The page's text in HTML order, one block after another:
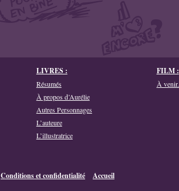
LIVRES :
Résumés
À propos d’Aurélie
Autres Personnages
L’auteure
L’illustratrice
FILM :
À
Conditions et confidentialité Accueil